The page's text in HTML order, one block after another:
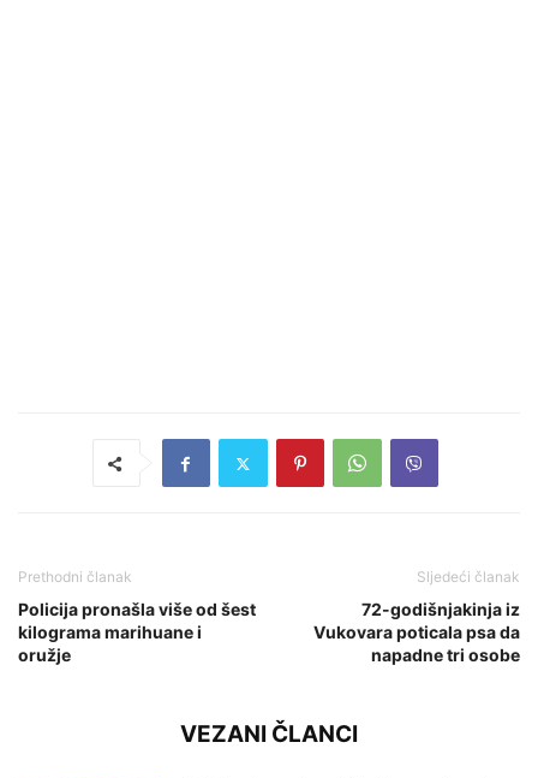
Prethodni članak
Policija pronašla više od šest
kilograma marihuane i
oružje
Sljedeći članak
72-godišnjakinja iz
Vukovara poticala psa da
napadne tri osobe
VEZANI ČLANCI